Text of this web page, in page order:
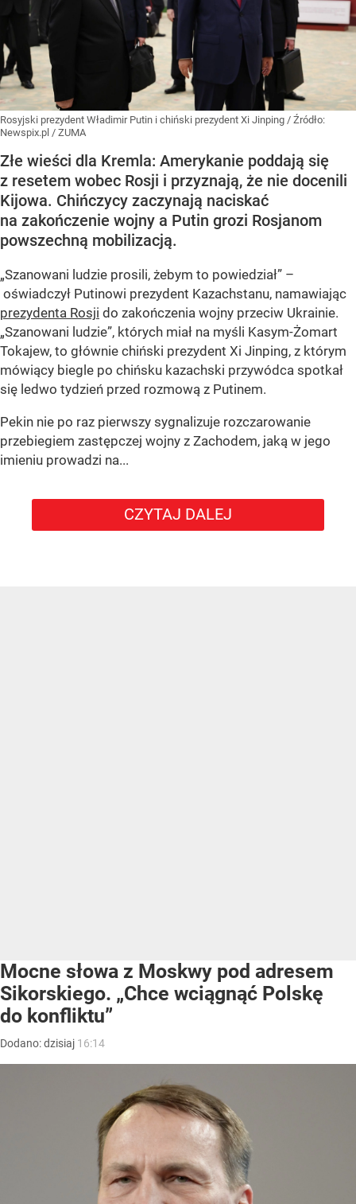
Rosyjski prezydent Władimir Putin i chiński prezydent Xi Jinping / Źródło:
Newspix.pl / ZUMA
Złe wieści dla Kremla: Amerykanie poddają się
z resetem wobec Rosji i przyznają, że nie docenili
Kijowa. Chińczycy zaczynają naciskać
na zakończenie wojny a Putin grozi Rosjanom
powszechną mobilizacją.
„Szanowani ludzie prosili, żebym to powiedział” –
oświadczył Putinowi prezydent Kazachstanu, namawiając
prezydenta Rosji do zakończenia wojny przeciw Ukrainie.
„Szanowani ludzie”, których miał na myśli Kasym-Żomart
Tokajew, to głównie chiński prezydent Xi Jinping, z którym
mówiący biegle po chińsku kazachski przywódca spotkał
się ledwo tydzień przed rozmową z Putinem.
Pekin nie po raz pierwszy sygnalizuje rozczarowanie
przebiegiem zastępczej wojny z Zachodem, jaką w jego
imieniu prowadzi na...
CZYTAJ DALEJ
Mocne słowa z Moskwy pod adresem
Sikorskiego. „Chce wciągnąć Polskę
do konfliktu”
Dodano:dzisiaj 16:14